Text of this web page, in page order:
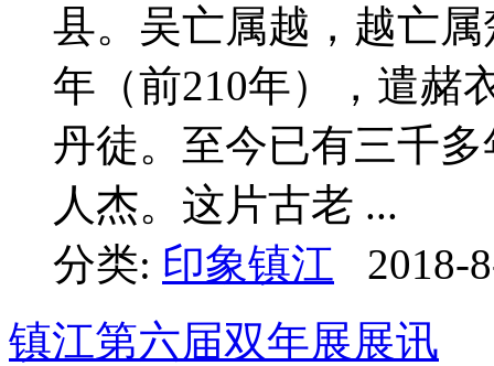
县。吴亡属越，越亡
年（前210年），遣赭
丹徒。至今已有三千
人杰。这片古老 ...
分类: 印象镇江
2018-
镇江第六届双年展展讯